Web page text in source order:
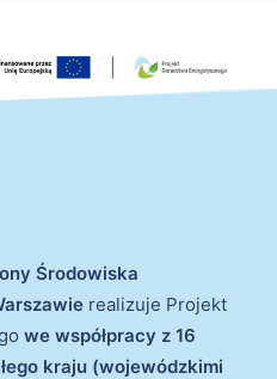
Środowiska
realizuje Projekt
we współpracy z 16
kraju (wojewódzkimi